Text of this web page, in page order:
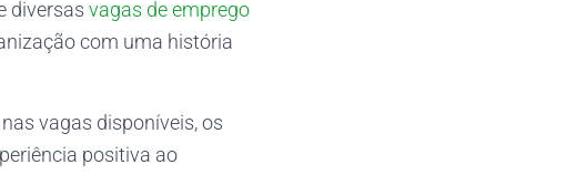
diversas vagas de emprego
com uma história
vagas disponíveis, os
positiva ao